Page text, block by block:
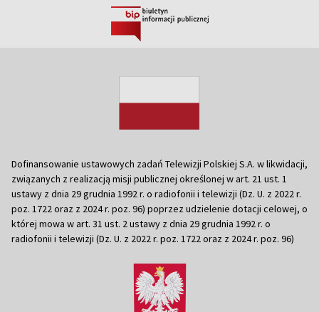
Dofinansowanie ustawowych zadań Telewizji Polskiej S.A. w likwidacji,
związanych z realizacją misji publicznej określonej w art. 21 ust. 1
ustawy z dnia 29 grudnia 1992 r. o radiofonii i telewizji (Dz. U. z 2022 r.
poz. 1722 oraz z 2024 r. poz. 96) poprzez udzielenie dotacji celowej, o
której mowa w art. 31 ust. 2 ustawy z dnia 29 grudnia 1992 r. o
radiofonii i telewizji (Dz. U. z 2022 r. poz. 1722 oraz z 2024 r. poz. 96)